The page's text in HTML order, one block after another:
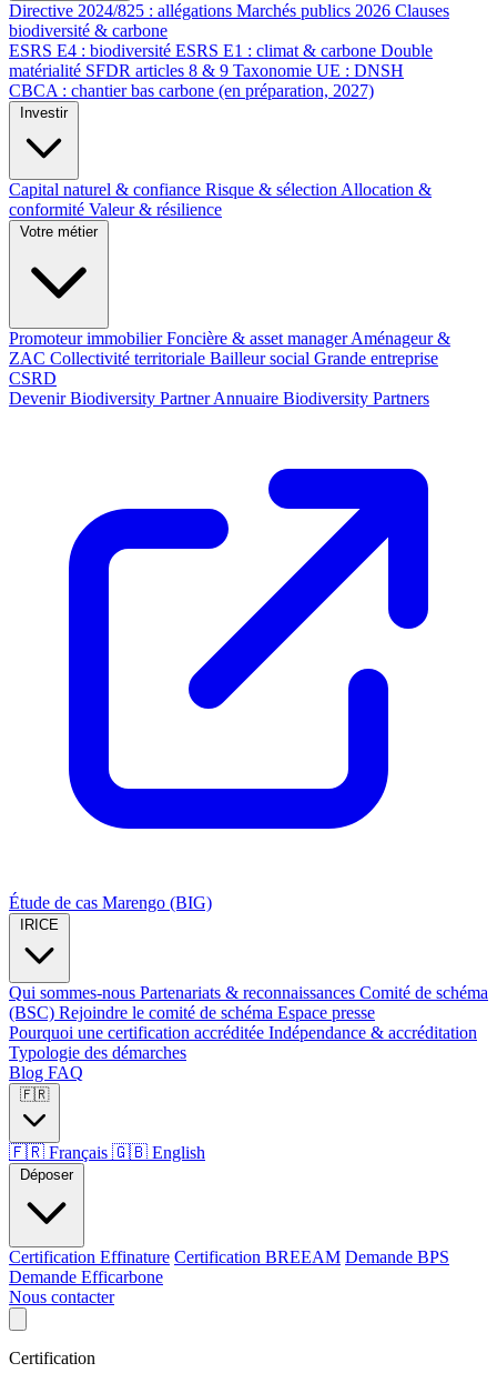
Directive 2024/825 : allégations Marchés publics 2026 Clauses
biodiversité & carbone
ESRS E4 : biodiversité ESRS E1 : climat & carbone Double
matérialité SFDR articles 8 & 9 Taxonomie UE : DNSH
CBCA : chantier bas carbone (en préparation, 2027)
Investir
Capital naturel & confiance Risque & sélection Allocation &
conformité Valeur & résilience
Votre métier
Promoteur immobilierFoncière & asset managerAménageur &
ZAC Collectivité territoriale Bailleur social Grande entreprise
CSRD
Devenir Biodiversity PartnerAnnuaire Biodiversity Partners
Étude de cas Marengo (BIG)
IRICE
Qui sommes-nous Partenariats & reconnaissances Comité de schéma
(BSC) Rejoindre le comité de schéma Espace presse
Pourquoi une certification accréditée Indépendance & accréditation
Typologie des démarches
Blog FAQ
🇫🇷
🇫🇷 Français 🇬🇧 English
Déposer
Certification Effinature Certification BREEAM Demande BPS
Demande Efficarbone
Nous contacter
Certification